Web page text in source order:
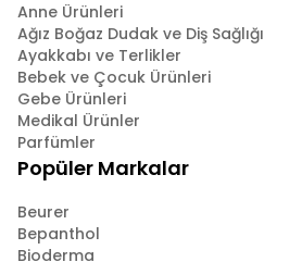
Anne Ürünleri
Ağız Boğaz Dudak ve Diş Sağlığı
Ayakkabı ve Terlikler
Bebek ve Çocuk Ürünleri
Gebe Ürünleri
Medikal Ürünler
Parfümler
Popüler Markalar
Beurer
Bepanthol
Bioderma